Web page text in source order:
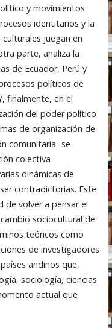
y movimientos
identitarios y la
juegan en
parte, analiza la
de Ecuador, Perú y
políticos de
finalmente, en el
del poder político
de organización de
comunitaria- se
colectiva
dinámicas de
contradictorias. Este
de volver a pensar el
sociocultural de
teóricos como
de investigadores
andinos que,
sociología, ciencias
actual que